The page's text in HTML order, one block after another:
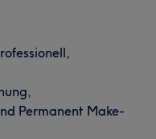
Permanent Make-